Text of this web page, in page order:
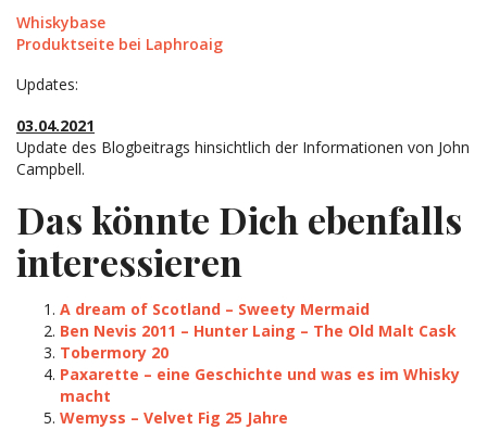
Whiskybase
Produktseite bei Laphroaig
Updates:
03.04.2021
Update des Blogbeitrags hinsichtlich der Informationen von John
Campbell.
Das könnte Dich ebenfalls
interessieren
A dream of Scotland – Sweety Mermaid
Ben Nevis 2011 – Hunter Laing – The Old Malt Cask
Tobermory 20
Paxarette – eine Geschichte und was es im Whisky
macht
Wemyss – Velvet Fig 25 Jahre